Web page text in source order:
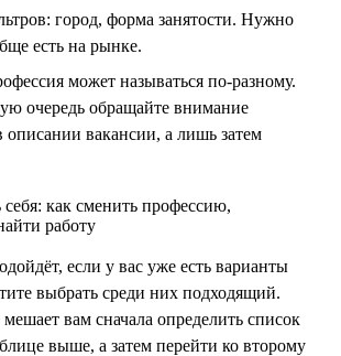
город, форма занятости. Нужно
есть на рынке.
может называться по-разному.
очередь обращайте внимание
описании вакансии, а лишь затем
если у вас уже есть варианты
выбрать среди них подходящий.
вам сначала определить список
выше, а затем перейти ко второму